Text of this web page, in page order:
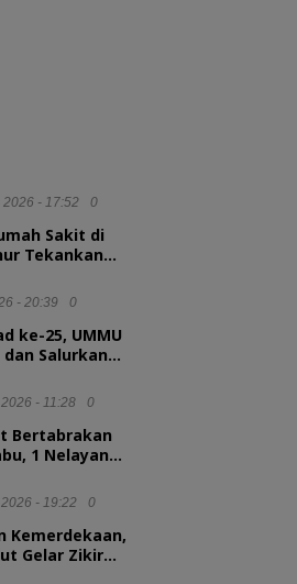
2026 - 17:52
0
Sakit di
Tekankan
- 20:39
0
ke-25, UMMU
Salurkan
Mampu
- 11:28
0
Bertabrakan
1 Nelayan
- 19:22
0
Kemerdekaan,
Gelar Zikir